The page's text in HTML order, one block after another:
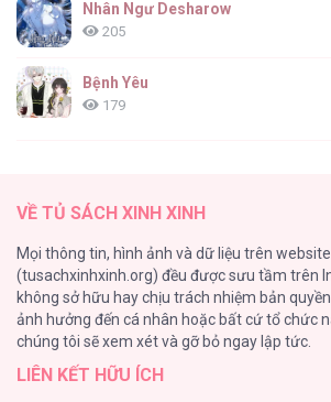
Báo Cáo Sếp Tôi [...] –
Nhân Ngư Desharow
205
Bệnh Yêu
179
135
Đứa Nhỏ Không Phải Là Con Anh
124
Vương Miện Lục Bảo
VỀ TỦ SÁCH XINH XINH
Mọi thông tin, hình ảnh và dữ liệu trên
(tusachxinhxinh.org) đều được sưu tầm trên
không sở hữu hay chịu trách nhiệm bản
ảnh hưởng đến cá nhân hoặc bất cứ tổ chức
chúng tôi sẽ xem xét và gỡ bỏ ngay lập tức.
LIÊN KẾT HỮU ÍCH